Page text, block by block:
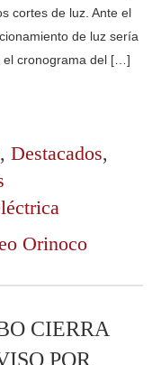
cortes de luz. Ante el
de luz sería
el cronograma del […]
, Destacados,
Orinoco
CIERRA
POR